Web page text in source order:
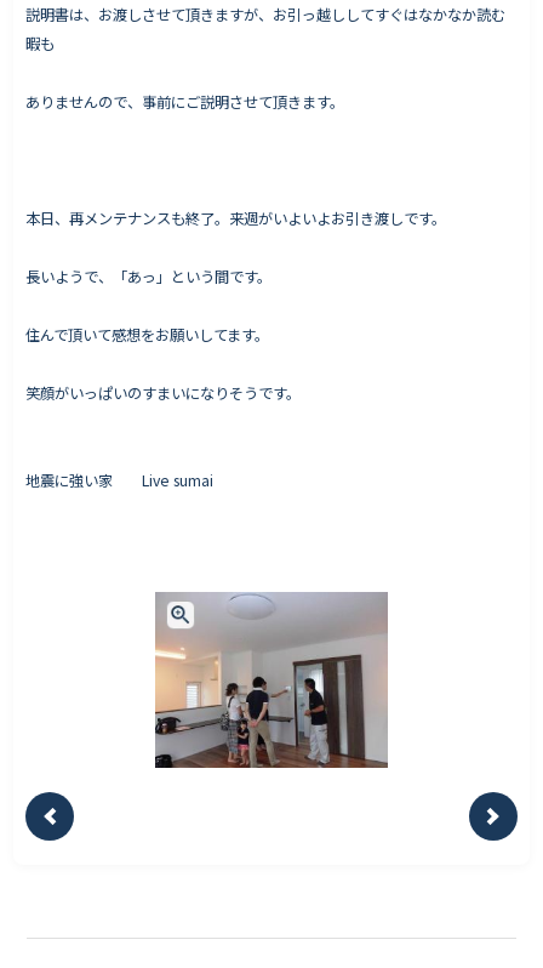
完成案内
よくいただくご質問
お役立ちコラム
会社情報
スタッフ紹介
説明書は、お渡しさせて頂きますが、お引っ越ししてすぐはなかなか読む
暇も
ありませんので、事前にご説明させて頂きます。
本日、再メンテナンスも終了。来週がいよいよお引き渡しです。
長いようで、「あっ」という間です。
住んで頂いて感想をお願いしてます。
笑顔がいっぱいのすまいになりそうです。
地震に強い家 Live sumai